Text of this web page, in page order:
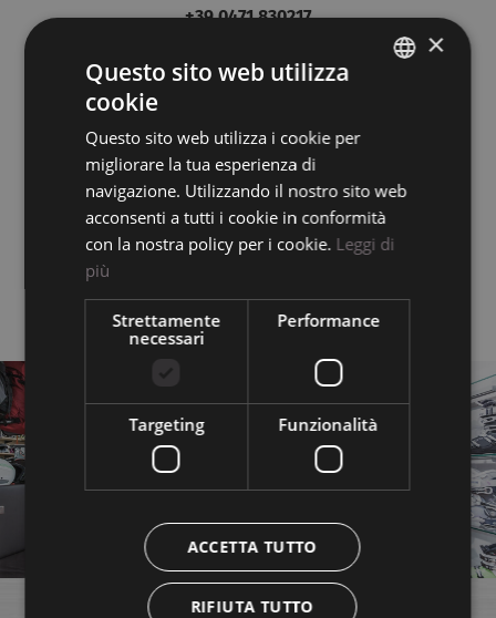
+39 0471 830217
NOLEGGIO
08:10 - 12:00 e 13:00 - 19:00
Sabato e Domenica
08:10 - 19:00 (continuato)
NEGOZIO
Lunedi - Venerdi
Sabato e Domenica
08:30 - 19:00 (continuato)
ENGLISH
×
Questo sito web utilizza
cookie
Questo sito web utilizza i cookie per
migliorare la tua esperienza di
navigazione. Utilizzando il nostro sito web
acconsenti a tutti i cookie in conformità
con la nostra policy per i cookie. Leggi di
più
Strettamente
necessari
Performance
Targeting Funzionalità
ACCETTA TUTTO
RIFIUTA TUTTO